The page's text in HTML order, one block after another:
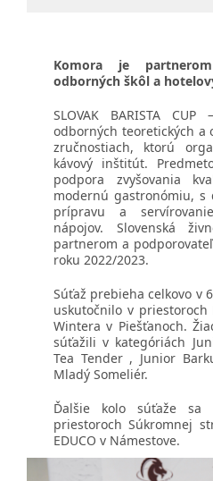
Komora je
odborných škôl a
SLOVAK BARISTA
odborných teoretických a
zručnostiach, ktorú
kávový inštitút.
podpora zvyšovania
modernú gastronómiu, s
prípravu a
nápojov. Slovenská
partnerom a
roku 2022/2023.
Súťaž prebieha celkovo v
uskutočnilo v priestoroch
Wintera v Piešťanoch.
súťažili v kategóriách
Tea Tender , Junior
Mladý Someliér.
Ďalšie kolo súťaže
priestoroch Súkromnej
EDUCO v Námestove.